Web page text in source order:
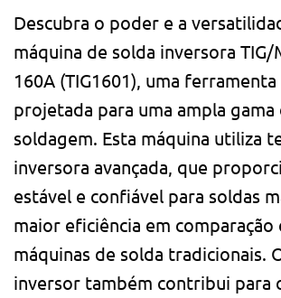
Descubra o poder e a
máquina de solda inversora TIG/
160A (TIG1601), uma
projetada para uma ampla
soldagem. Esta máquina utiliza
inversora avançada, que
estável e confiável para soldas
maior eficiência em comparação
máquinas de solda tradicionais.
inversor também contribui para